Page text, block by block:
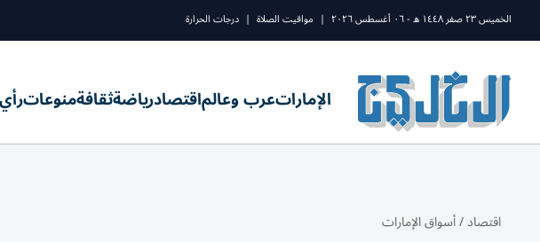
الخميس ٢٣ صفر ١٤٤٨ ه - ٠٦ أغسطس ٢٠٢٦ | مواقيت الصلاة | درجات الحرارة
الإماراتعرب وعالماقتصادرياضةثقافةمنوعاترأي
اقتصاد/أسواق الإمارات